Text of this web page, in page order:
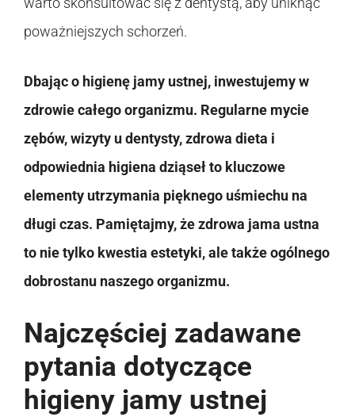
poważniejszych schorzeń.
Dbając o higienę jamy ustnej, inwestujemy w
zdrowie całego organizmu. Regularne mycie
zębów, wizyty u dentysty, zdrowa dieta i
odpowiednia higiena dziąseł to kluczowe
elementy utrzymania pięknego uśmiechu na
długi czas. Pamiętajmy, że zdrowa jama ustna
to nie tylko kwestia estetyki, ale także ogólnego
dobrostanu naszego organizmu.
Najczęściej zadawane
pytania dotyczące
higieny jamy ustnej